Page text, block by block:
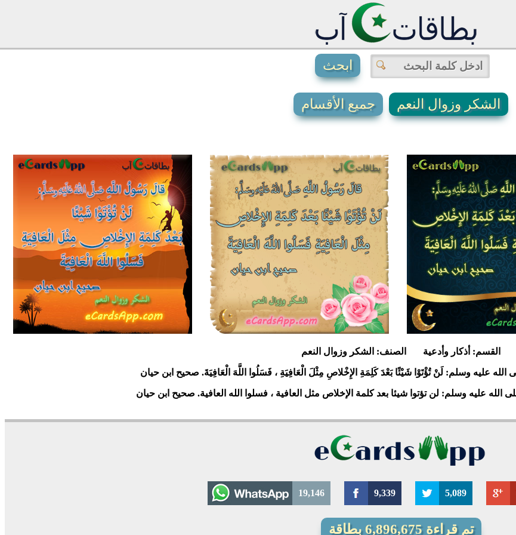
الشكر وزوال النعم جميع الأقسام
1
3177
2
0
0
5
3148
0
0
1
12
4163
1
القسم: أذكار وأدعية الصنف: الشكر وزوال النعم
عليه وسلم: لَنْ تُؤْتَوْا شَيْئًا بَعْدَ كَلِمَةِ الإِخْلاصِ مِثْلَ الْعَافِيَةِ ، فَسَلُوا اللَّهَ الْعَافِيَةَ. صحيح ابن حيان
الله عليه وسلم: لن تؤتوا شيئا بعد كلمة الإخلاص مثل العافية ، فسلوا الله العافية. صحيح ابن حيان
5,089
9,339
19,146
تم قراءة 6,896,675 بطاقة